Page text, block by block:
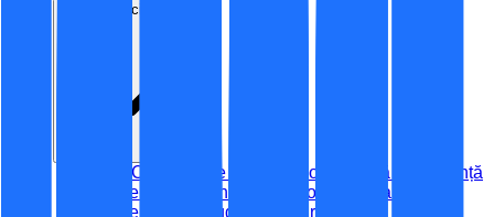
Securitate cibernetică
NIS Compliance Assist – Consultanță și asistență
CyberAware – Instruire & conștientizare
CyberAudit – Audit de securitate (NIS 2)